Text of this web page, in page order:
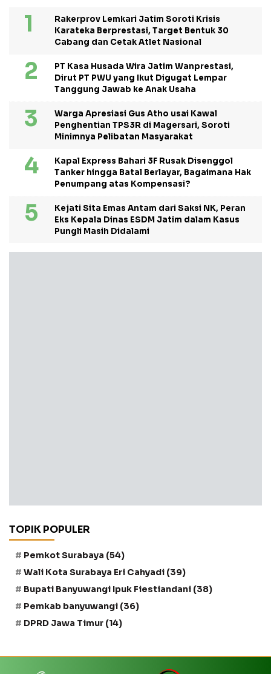
Rakerprov Lemkari Jatim Soroti Krisis
Karateka Berprestasi, Target Bentuk 30
Cabang dan Cetak Atlet Nasional
PT Kasa Husada Wira Jatim Wanprestasi,
Dirut PT PWU yang Ikut Digugat Lempar
Tanggung Jawab ke Anak Usaha
Warga Apresiasi Gus Atho usai Kawal
Penghentian TPS3R di Magersari, Soroti
Minimnya Pelibatan Masyarakat
Kapal Express Bahari 3F Rusak Disenggol
Tanker hingga Batal Berlayar, Bagaimana Hak
Penumpang atas Kompensasi?
Kejati Sita Emas Antam dari Saksi NK, Peran
Eks Kepala Dinas ESDM Jatim dalam Kasus
Pungli Masih Didalami
TOPIK POPULER
Pemkot Surabaya (54)
Wali Kota Surabaya Eri Cahyadi (39)
Bupati Banyuwangi Ipuk Fiestiandani (38)
Pemkab banyuwangi (36)
DPRD Jawa Timur (14)